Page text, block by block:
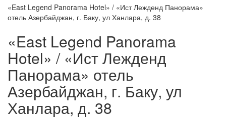
«East Legend Panorama Hotel» / «Ист Лежденд Панорама»
отель Азербайджан, г. Баку, ул Ханлара, д. 38
«East Legend Panorama
Hotel» / «Ист Лежденд
Панорама» отель
Азербайджан, г. Баку, ул
Ханлара, д. 38